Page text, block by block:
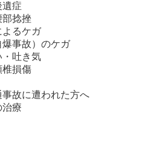
遺症
部捻挫
よるケガ
爆事故）のケガ
・吐き気
椎損傷
事故に遭われた方へ
治療